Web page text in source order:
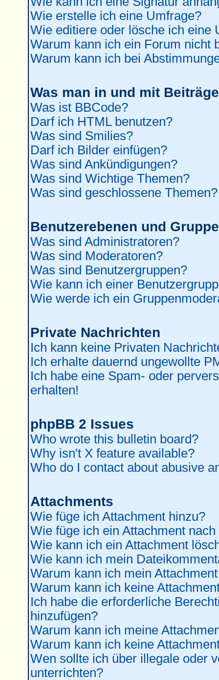
Wie erstelle ich eine Umfrage?
Wie editiere oder lösche ich eine
Warum kann ich ein Forum nicht
Warum kann ich bei
Was man in und mit
Was ist BBCode?
Darf ich HTML benutzen?
Was sind Smilies?
Darf ich Bilder einfügen?
Was sind Ankündigungen?
Was sind Wichtige Themen?
Was sind geschlossene Themen?
Benutzerebenen und
Was sind Administratoren?
Was sind Moderatoren?
Was sind Benutzergruppen?
Wie kann ich einer
Wie werde ich ein
Private Nachrichten
Ich kann keine Privaten
Ich erhalte dauernd ungewollte
Ich habe eine Spam- oder
erhalten!
phpBB 2 Issues
Who wrote this bulletin board?
Why isn't X feature available?
Who do I contact about abusive
Attachments
Wie füge ich Attachment hinzu?
Wie füge ich ein Attachment
Wie kann ich ein Attachment
Wie kann ich mein
Warum kann ich mein
Warum kann ich keine
Ich habe die erforderliche
hinzufügen?
Warum kann ich meine
Warum kann ich keine
Wen sollte ich über illegale oder
unterrichten?